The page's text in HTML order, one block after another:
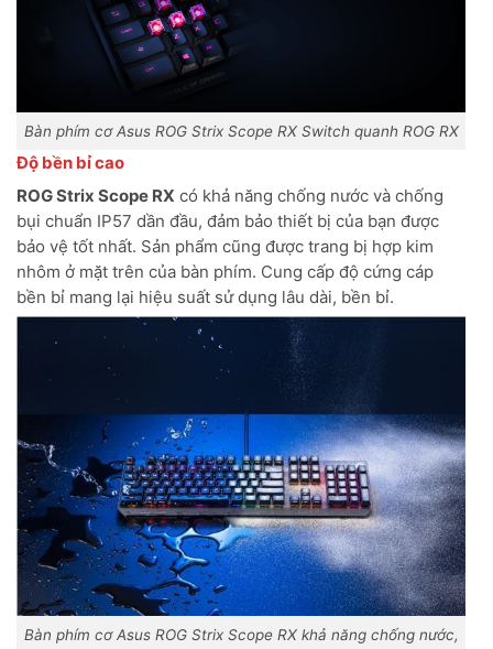
Bàn phím cơ Asus ROG Strix Scope RX Switch quanh ROG RX
Độ bền bỉ cao
ROG Strix Scope RX có khả năng chống nước và chống
bụi chuẩn IP57 dần đầu, đảm bảo thiết bị của bạn được
bảo vệ tốt nhất. Sản phẩm cũng được trang bị hợp kim
nhôm ở mặt trên của bàn phím. Cung cấp độ cứng cáp
bền bỉ mang lại hiệu suất sử dụng lâu dài, bền bỉ.
Bàn phím cơ Asus ROG Strix Scope RX khả năng chống nước,